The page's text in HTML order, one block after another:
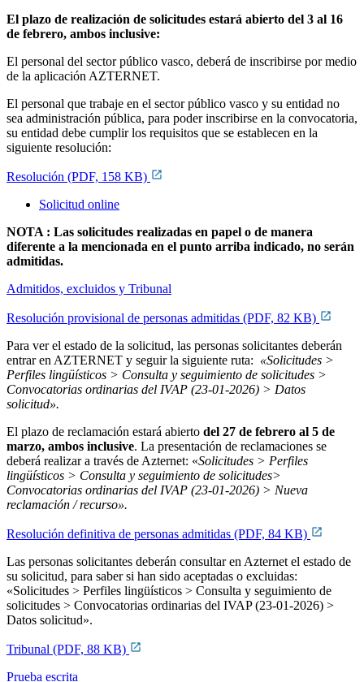
El plazo de realización de solicitudes estará abierto del 3 al 16
de febrero, ambos inclusive:
El personal del sector público vasco, deberá de inscribirse por medio
de la aplicación AZTERNET.
El personal que trabaje en el sector público vasco y su entidad no
sea administración pública, para poder inscribirse en la convocatoria,
su entidad debe cumplir los requisitos que se establecen en la
siguiente resolución:
Resolución (PDF, 158 KB)
Solicitud online
NOTA : Las solicitudes realizadas en papel o de manera
diferente a la mencionada en el punto arriba indicado, no serán
admitidas.
Admitidos, excluidos y Tribunal
Resolución provisional de personas admitidas (PDF, 82 KB)
Para ver el estado de la solicitud, las personas solicitantes deberán
entrar en AZTERNET y seguir la siguiente ruta: «Solicitudes >
Perfiles lingüísticos > Consulta y seguimiento de solicitudes >
Convocatorias ordinarias del IVAP (23-01-2026) > Datos
solicitud».
El plazo de reclamación estará abierto del 27 de febrero al 5 de
marzo, ambos inclusive. La presentación de reclamaciones se
deberá realizar a través de Azternet: «Solicitudes > Perfiles
lingüísticos > Consulta y seguimiento de solicitudes>
Convocatorias ordinarias del IVAP (23-01-2026) > Nueva
reclamación / recurso».
Resolución definitiva de personas admitidas (PDF, 84 KB)
Las personas solicitantes deberán consultar en Azternet el estado de
su soli­citud, para saber si han sido aceptadas o excluidas:
«Solicitudes > Perfiles lingüísticos > Consulta y seguimiento de
solicitudes > Convocatorias ordinarias del IVAP (23-01-2026) >
Datos solicitud».
Tribunal (PDF, 88 KB)
Prueba escrita